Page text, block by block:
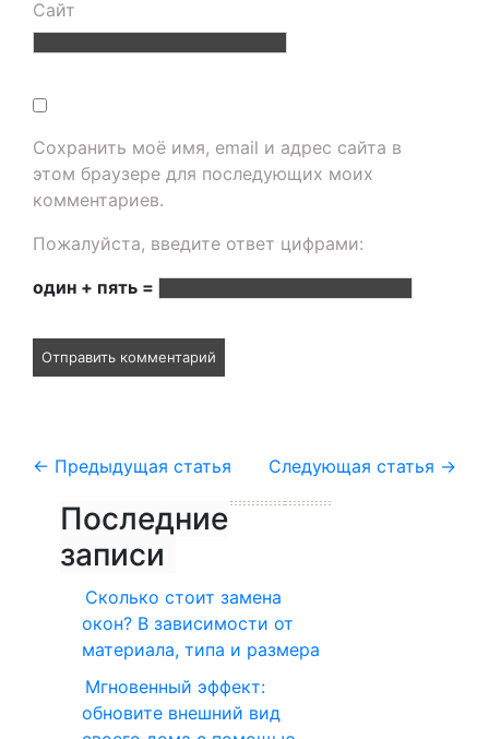
Сайт
Сохранить моё имя, email и адрес сайта в
этом браузере для последующих моих
комментариев.
Пожалуйста, введите ответ цифрами:
один + пять =
← Предыдущая статья Следующая статья →
Последние
записи
Сколько стоит замена
окон? В зависимости от
материала, типа и размера
Мгновенный эффект:
обновите внешний вид